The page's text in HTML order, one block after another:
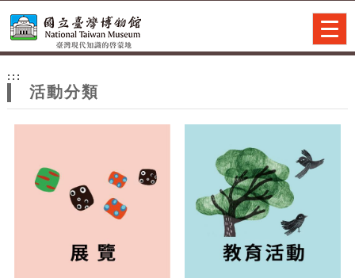
網
站
主
:::
活動分類